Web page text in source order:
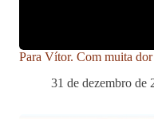
Para Vítor. Com muita dor
31 de dezembro de